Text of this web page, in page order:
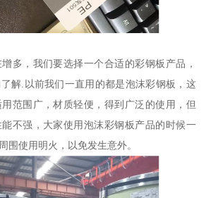
多，我们要选择一个合适的彩钢板产品，
解.以前我们一直用的都是泡沫彩钢板，这
范围广，材质轻便，得到广泛的使用，但
不强，大家使用泡沫彩钢板产品的时候一
围使用明火，以免发生意外。